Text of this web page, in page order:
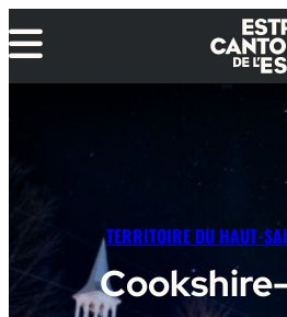
au
TERRITOIRE DU HAUT-